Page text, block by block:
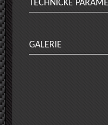
TECHNICKÉ
GALERIE